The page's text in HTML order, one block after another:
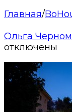
Главная/
Ольга
отключены